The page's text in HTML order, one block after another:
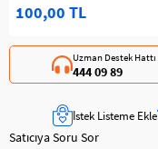
100,00 TL
Uzman Destek Hattı
444 09 89
İstek Listeme Ekle
Satıcıya Soru Sor